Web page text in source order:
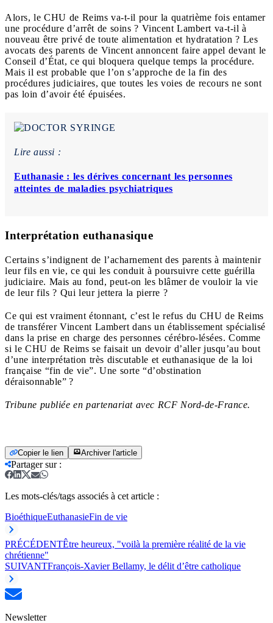
Alors, le CHU de Reims va-t-il pour la quatrième fois entamer
une procédure d’arrêt de soins ? Vincent Lambert va-t-il à
nouveau être privé de toute alimentation et hydratation ? Les
avocats des parents de Vincent annoncent faire appel devant le
Conseil d’État, ce qui bloquera quelque temps la procédure.
Mais il est probable que l’on s’approche de la fin des
procédures judiciaires, que toutes les voies de recours ne sont
pas loin d’avoir été épuisées.
Lire aussi :
Euthanasie : les dérives concernant les personnes
atteintes de maladies psychiatriques
Interprétation euthanasique
Certains s’indignent de l’acharnement des parents à maintenir
leur fils en vie, ce qui les conduit à poursuivre cette guérilla
judiciaire. Mais au fond, peut-on les blâmer de vouloir la vie
de leur fils ? Qui leur jettera la pierre ?
Ce qui est vraiment étonnant, c’est le refus du CHU de Reims
de transférer Vincent Lambert dans un établissement spécialisé
dans la prise en charge des personnes cérébro-lésées. Comme
si le CHU de Reims se faisait un devoir d’aller jusqu’au bout
d’une interprétation très discutable et euthanasique de la loi
française “fin de vie”. Une sorte “d’obstination
déraisonnable” ?
Tribune publiée en partenariat avec RCF Nord-de-France.
Copier le lien Archiver l'article
Partager sur:
Les mots-clés/tags associés à cet article :
BioéthiqueEuthanasieFin de vie
PRÉCÉDENTÊtre heureux, "voilà la première réalité de la vie
chrétienne"
SUIVANTFrançois-Xavier Bellamy, le délit d’être catholique
Newsletter